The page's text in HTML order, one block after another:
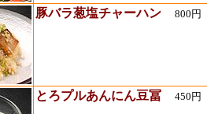
豚バラ葱塩チャーハン 800円
とろプルあんにん豆冨 450円